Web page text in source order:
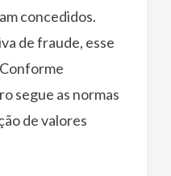
concedidos.
de fraude, esse
segue as normas
de valores